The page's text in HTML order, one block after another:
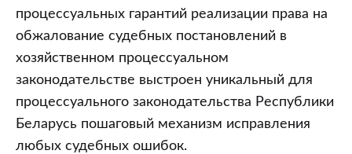
процессуальных гарантий реализации права на
обжалование судебных постановлений в
хозяйственном процессуальном
законодательстве выстроен уникальный для
процессуального законодательства Республики
Беларусь пошаговый механизм исправления
любых судебных ошибок.